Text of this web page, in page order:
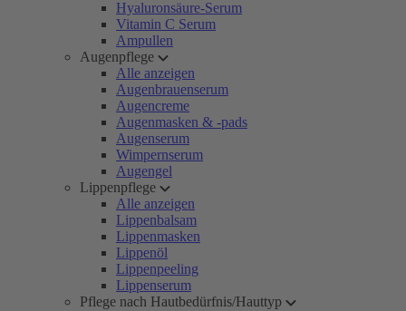
Hyaluronsäure-Serum
Vitamin C Serum
Ampullen
Augenpflege
Alle anzeigen
Augenbrauenserum
Augencreme
Augenmasken & -pads
Augenserum
Wimpernserum
Augengel
Lippenpflege
Alle anzeigen
Lippenbalsam
Lippenmasken
Lippenöl
Lippenpeeling
Lippenserum
Pflege nach Hautbedürfnis/Hauttyp